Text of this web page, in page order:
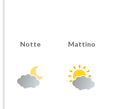
Notte Mattino